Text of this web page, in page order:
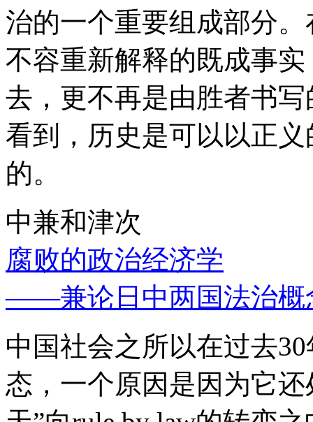
治的一个重要组成部分
不容重新解释的既成事
去，更不再是由胜者书
看到，历史是可以以正
的。
中兼和津次
腐败的政治经济学
——兼论日中两国法治概
中国社会之所以在过去
态，一个原因是因为它